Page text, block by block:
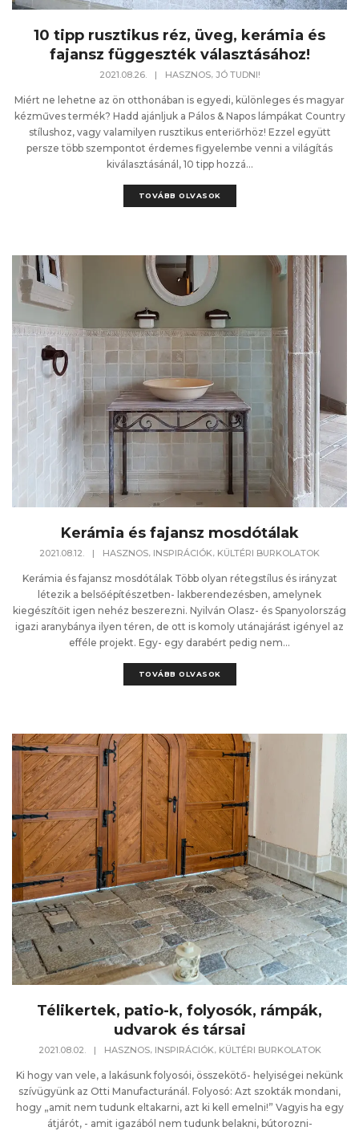
10 tipp rusztikus réz, üveg, kerámia és
fajansz függeszték választásához!
2021.08.26. | HASZNOS, JÓ TUDNI!
Miért ne lehetne az ön otthonában is egyedi, különleges és magyar
kézműves termék? Hadd ajánljuk a Pálos & Napos lámpákat Country
stílushoz, vagy valamilyen rusztikus enteriőrhöz! Ezzel együtt
persze több szempontot érdemes figyelembe venni a világítás
kiválasztásánál, 10 tipp hozzá...
TOVÁBB OLVASOK
Kerámia és fajansz mosdótálak
2021.08.12. | HASZNOS INSPIRÁCIÓK KÜLTÉRI BURKOLATOK
Kerámia és fajansz mosdótálak Több olyan rétegstílus és irányzat
létezik a belsőépítészetben- lakberendezésben, amelynek
kiegészítőit igen nehéz beszerezni. Nyilván Olasz- és Spanyolország
igazi aranybánya ilyen téren, de ott is komoly utánajárást igényel az
efféle projekt. Egy- egy darabért pedig nem...
TOVÁBB OLVASOK
Télikertek, patio-k, folyosók, rámpák,
udvarok és társai
2021.08.02. | HASZNOS, INSPIRÁCIÓK, KÜLTÉRI BURKOLATOK
Ki hogy van vele, a lakásunk folyosói, összekötő- helyiségei nekünk
szívügyünk az Otti Manufacturánál. Folyosó: Azt szokták mondani,
hogy „amit nem tudunk eltakarni, azt ki kell emelni!” Vagyis ha egy
átjárót, - amit igazából nem tudunk belakni, bútorozni-